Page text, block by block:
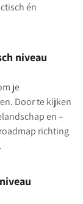
én
niveau
je
Door te kijken
en –
richting